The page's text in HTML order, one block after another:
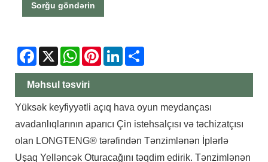
Sorğu göndərin
Facebook
X WhatsApp
PinterestLinkedIn
Məhsul təsviri
Yüksək keyfiyyətli açıq hava oyun meydançası
avadanlıqlarının aparıcı Çin istehsalçısı və təchizatçısı
olan LONGTENG® tərəfindən Tənzimlənən İplərlə
Uşaq Yelləncək Oturacağını təqdim edirik. Tənzimlənən